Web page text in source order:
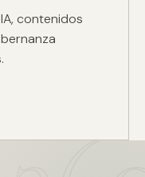
contenidos